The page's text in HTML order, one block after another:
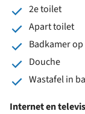
2e toilet
Apart toilet
Badkamer
Douche
Wastafel in
Internet en